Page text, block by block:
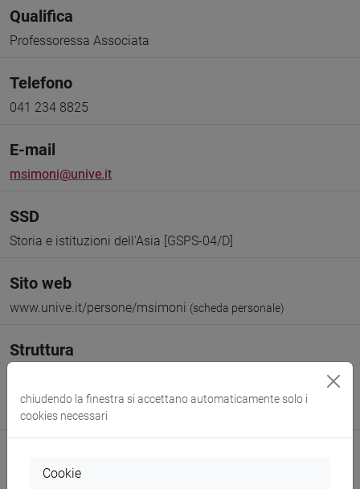
Qualifica
Professoressa Associata
Telefono
041 234 8825
E-mail
msimoni@unive.it
SSD
Storia e istituzioni dell'Asia [GSPS-04/D]
Sito web
www.unive.it/persone/msimoni (scheda personale)
Struttura
Sito web struttura:https://www.unive.it/dsaam
Sede:Ca' Cappello
chiudendo la finestra si accettano automaticamente solo i
cookies necessari
Cookie